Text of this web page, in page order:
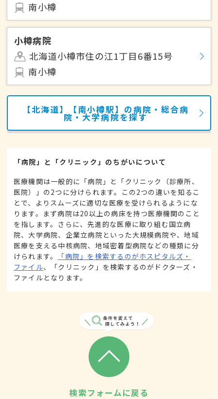
南小樽
小樽病院
北海道小樽市住の江1丁目6番15号
南小樽
【北海道】【南小樽駅】の病院・総合病
院・大学病院を探す
「病院」と「クリニック」のちがいについて
医療機関は一般的に「病院」と「クリニック（診療所、
医院）」の2つに分けられます。この2つの違いを知るこ
とで、よりスムーズに適切な医療を受けられるようにな
ります。まず病院は20以上の病床を持つ医療機関のこと
を指します。さらに、先進的な医療に取り組む国立病
院、大学病院、企業立病院といった大規模病院や、地域
医療を支える中核病院、地域密着型病院などの種類に分
けられます。
「病院」を検索するのがホスピタルズ・
ファイル、「クリニック」を検索するのがドクターズ・
ファイルとなります。
検索フォームに戻る